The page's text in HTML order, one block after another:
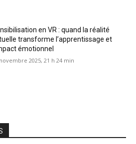
en VR : quand la réalité
transforme l’apprentissage et
émotionnel
2025, 21 h 24 min